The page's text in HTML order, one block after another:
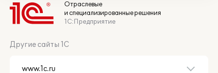
Отраслевые
и специализированные решения
1С:Предприятие
Другие сайты 1С